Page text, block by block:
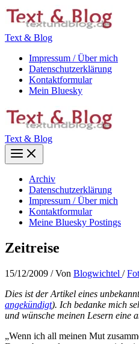
Zum
Inhalt
Text & Blog
Impressum / Über mich
Datenschutzerklärung
Kontaktformular
Mein Bluesky
Text & Blog
Main
Menu
Archiv
Datenschutzerklärung
Impressum / Über mich
Kontaktformular
Meine Bluesky Postings
Zeitreise
15/12/2009 / Von Blogwichtel /
Dies ist der Artikel eines
angekündigt). Ich bedanke mich
und wünsche meinen Lesern eine
„Wenn ich all meinen Mut